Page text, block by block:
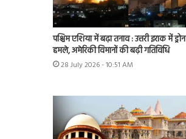
पश्चिम एशिया में बढ़ा तनाव : उत्तरी इराक में ड्रोन
हमले, अमेरिकी विमानों की बढ़ी गतिविधि
28 July 2026 - 10:51 AM